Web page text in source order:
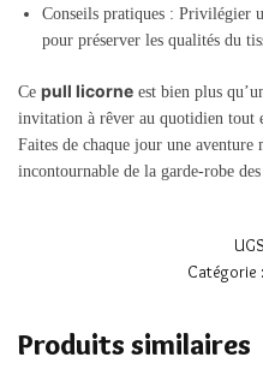
Conseils pratiques : Privilégier
pour préserver les qualités du
Ce pull licorne est bien plus
invitation à rêver au quotidien tout
Faites de chaque jour une aventure
incontournable de la garde-robe
Catégorie :
Produits similaires